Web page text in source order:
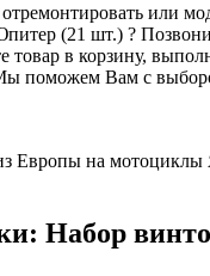
или
(21 шт.) ?
товар в корзину,
поможем Вам с
Европы на
Набор